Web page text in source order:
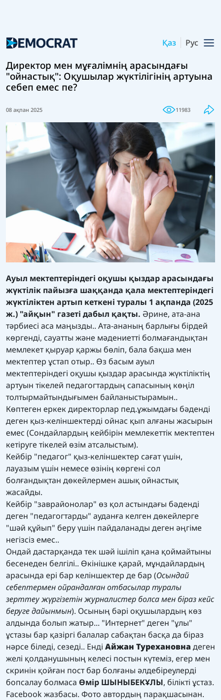
Қаз Рус
Директор мен мұғалімнің арасындағы
"ойнастық": Оқушылар жүктілігінің артуына
себеп емес пе?
08 ақпан 2025 11983
Ауыл мектептеріндегі оқушы қыздар арасындағы
жүктілік пайызға шаққанда қала мектептеріндегі
жүктіліктен артып кеткені туралы 1 ақпанда (2025
ж.) "айқын" газеті дабыл қақты. Әрине, ата-ана
тәрбиесі аса маңызды.. Ата-ананың барлығы бірдей
көргенді, сауатты және мәдениетті болмағандықтан
мемлекет қыруар қаржы бөліп, бала бақша мен
мектептер ұстап отыр.. Өз басым ауыл
мектептеріндегі оқушы қыздар арасында жүктіліктің
артуын тікелей педагогтардың сапасының көңіл
толтырмайтындығымен байланыстырамын..
Көптеген еркек директорлар пед.ұжымдағы бәденді
деген қыз-келіншектерді ойнас қып алғаны жасырын
емес (Сондайлардың кейбірін мемлекеттік мектептен
кетіруге тікелей өзім атсалыстым).
Кейбір "педагог" қыз-келіншектер сағат үшін,
лауазым үшін немесе өзінің көргені сол
болғандықтан дөкейлермен ашық ойнастық
жасайды.
Кейбір "заврайонолар" өз қол астындағы бәденді
деген "педагогтарды" ауданға келген дөкейлерге
"шәй құйып" беру үшін пайдаланады деген әңгіме
негізсіз емес..
Ондай дастарқанда тек шәй ішіліп қана қоймайтыны
бесенеден белгілі.. Өкінішке қарай, мұндайлардың
арасында ері бар келіншектер де бар (Осындай
себептермен ойрандалған отбасылар туралы
зерттеу жүргізетін журналистер болса мен біраз кейс
беруге дайынмын). Осының бәрі оқушылардың көз
алдында болып жатыр... "Интернет" деген "ұлы"
ұстазы бар қазіргі балалар сабақтан басқа да біраз
нәрсе біледі, сезеді.. Енді Айжан Турехановна деген
желі қолданушының келесі постын күтеміз, егер мен
скринін қойған пост бар болғаны әлдебіреулерді
бопсалау болмаса Өмір ШЫНЫБЕКҰЛЫ, білікті ұстаз.
Facebook жазбасы. Фото автордың парақшасынан.